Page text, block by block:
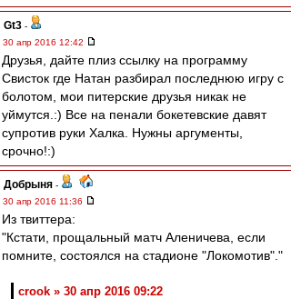
Gt3 -
30 апр 2016 12:42
Друзья, дайте плиз ссылку на программу
Свисток где Натан разбирал последнюю игру с
болотом, мои питерские друзья никак не
уймутся.:) Все на пенали бокетевские давят
супротив руки Халка. Нужны аргументы,
срочно!:)
Добрыня -
30 апр 2016 11:36
Из твиттера:
"Кстати, прощальный матч Аленичева, если
помните, состоялся на стадионе "Локомотив"."
crook » 30 апр 2016 09:22